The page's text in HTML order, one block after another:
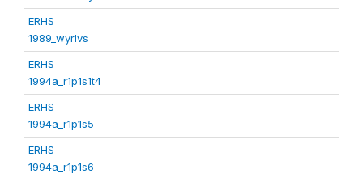
ERHS
1989_wyrlvs
ERHS
1994a_r1p1s1t4
ERHS
1994a_r1p1s5
ERHS
1994a_r1p1s6